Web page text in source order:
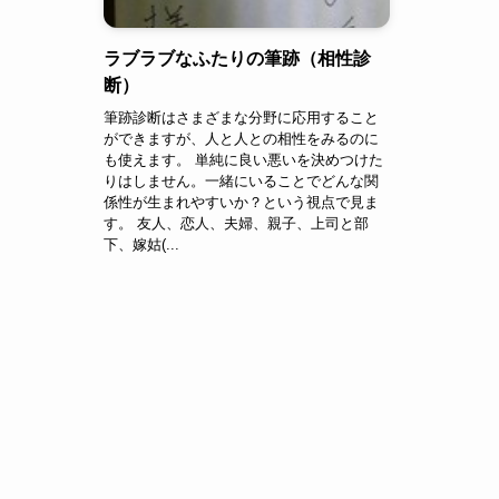
ラブラブなふたりの筆跡（相性診
断）
筆跡診断はさまざまな分野に応用すること
ができますが、人と人との相性をみるのに
も使えます。 単純に良い悪いを決めつけた
りはしません。一緒にいることでどんな関
係性が生まれやすいか？という視点で見ま
す。 友人、恋人、夫婦、親子、上司と部
下、嫁姑(...